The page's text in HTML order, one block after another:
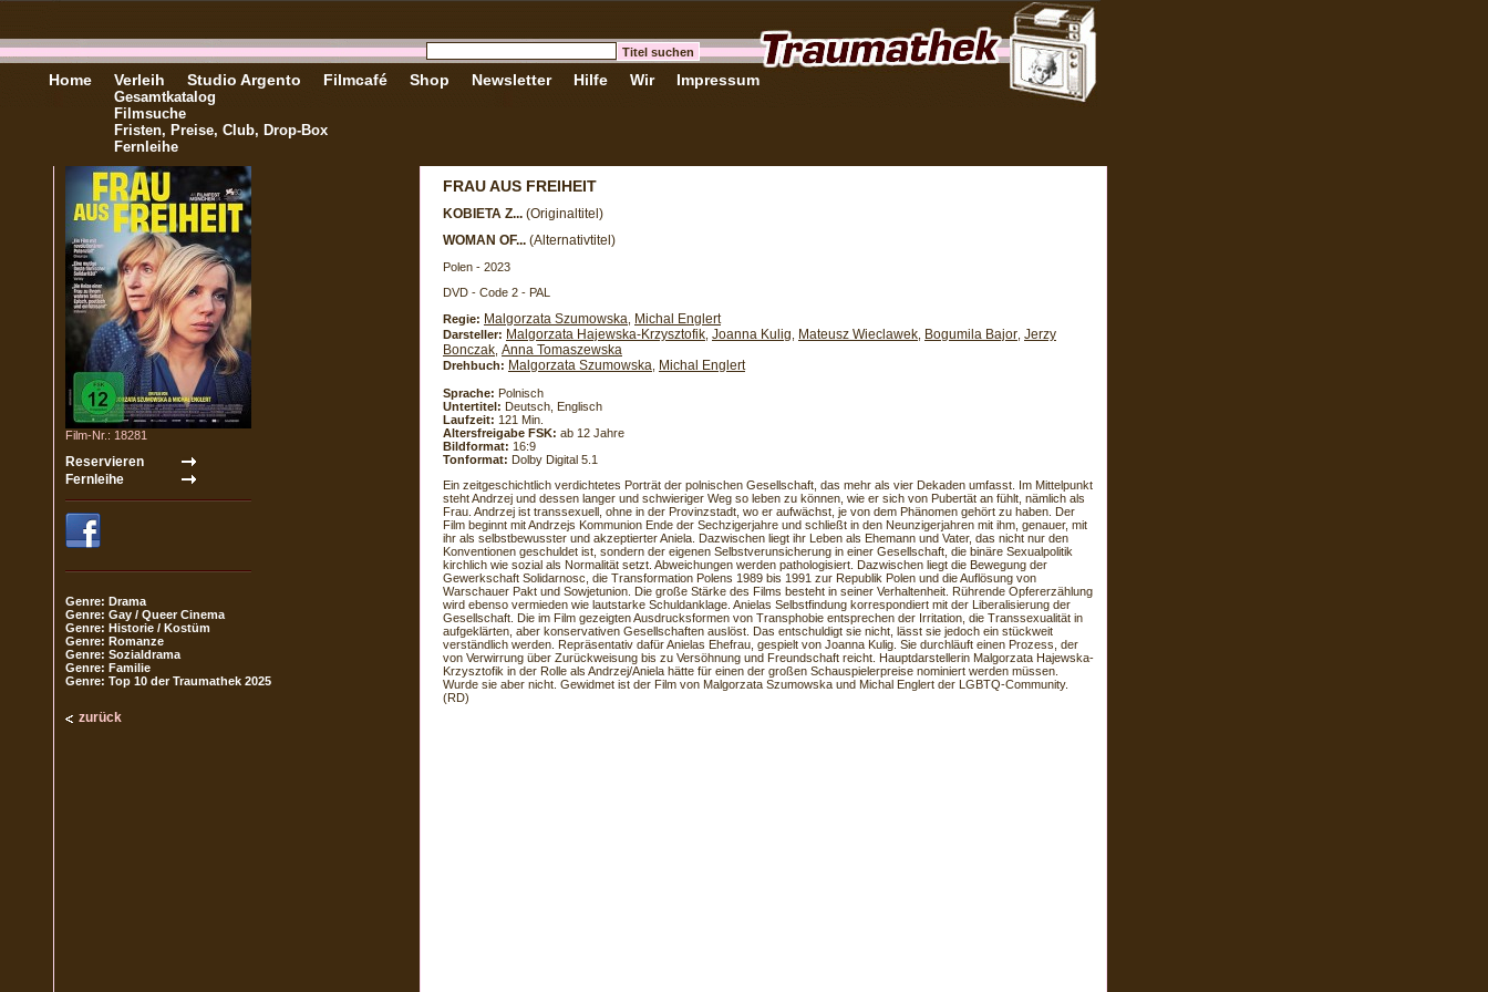
Home Verleih
Gesamtkatalog
Filmsuche
Fristen, Preise, Club, Drop-Box
Fernleihe
Studio Argento Filmcafé Shop Newsletter Hilfe Wir Impressum
Film-Nr.: 18281
Genre: Drama
Genre: Gay / Queer Cinema
Genre: Historie / Kostüm
Genre: Romanze
Genre: Sozialdrama
Genre: Familie
Genre: Top 10 der Traumathek 2025
zurück
FRAU AUS FREIHEIT
KOBIETA Z... (Originaltitel)
WOMAN OF... (Alternativtitel)
Polen - 2023
DVD - Code 2 - PAL
Regie: Malgorzata Szumowska Michal Englert
Darsteller: Malgorzata Hajewska-Krzysztofik Joanna Kulig Mateusz Wieclawek Bogumila Bajor Jerzy
Bonczak Anna Tomaszewska
Drehbuch: Malgorzata Szumowska Michal Englert
Sprache: Polnisch
Untertitel: Deutsch, Englisch
Laufzeit: 121 Min.
Altersfreigabe FSK: ab 12 Jahre
Bildformat: 16:9
Tonformat: Dolby Digital 5.1
Ein zeitgeschichtlich verdichtetes Porträt der polnischen Gesellschaft, das mehr als vier Dekaden umfasst. Im Mittelpunkt
steht Andrzej und dessen langer und schwieriger Weg so leben zu können, wie er sich von Pubertät an fühlt, nämlich als
Frau. Andrzej ist transsexuell, ohne in der Provinzstadt, wo er aufwächst, je von dem Phänomen gehört zu haben. Der
Film beginnt mit Andrzejs Kommunion Ende der Sechzigerjahre und schließt in den Neunzigerjahren mit ihm, genauer, mit
ihr als selbstbewusster und akzeptierter Aniela. Dazwischen liegt ihr Leben als Ehemann und Vater, das nicht nur den
Konventionen geschuldet ist, sondern der eigenen Selbstverunsicherung in einer Gesellschaft, die binäre Sexualpolitik
kirchlich wie sozial als Normalität setzt. Abweichungen werden pathologisiert. Dazwischen liegt die Bewegung der
Gewerkschaft Solidarnosc, die Transformation Polens 1989 bis 1991 zur Republik Polen und die Auflösung von
Warschauer Pakt und Sowjetunion. Die große Stärke des Films besteht in seiner Verhaltenheit. Rührende Opfererzählung
wird ebenso vermieden wie lautstarke Schuldanklage. Anielas Selbstfindung korrespondiert mit der Liberalisierung der
Gesellschaft. Die im Film gezeigten Ausdrucksformen von Transphobie entsprechen der Irritation, die Transsexualität in
aufgeklärten, aber konservativen Gesellschaften auslöst. Das entschuldigt sie nicht, lässt sie jedoch ein stückweit
verständlich werden. Repräsentativ dafür Anielas Ehefrau, gespielt von Joanna Kulig. Sie durchläuft einen Prozess, der
von Verwirrung über Zurückweisung bis zu Versöhnung und Freundschaft reicht. Hauptdarstellerin Malgorzata Hajewska-
Krzysztofik in der Rolle als Andrzej/Aniela hätte für einen der großen Schauspielerpreise nominiert werden müssen.
Wurde sie aber nicht. Gewidmet ist der Film von Malgorzata Szumowska und Michal Englert der LGBTQ-Community.
(RD)